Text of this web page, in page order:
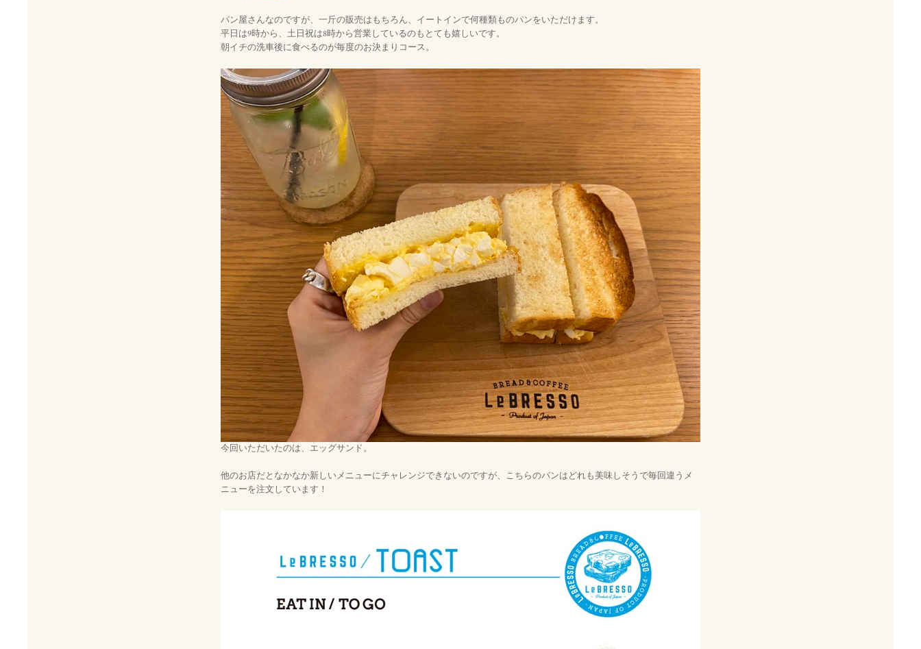
パン屋さんなのですが、一斤の販売はもちろん、イートインで何種類ものパンをいただけます。
平日は9時から、土日祝は8時から営業しているのもとても嬉しいです。
朝イチの洗車後に食べるのが毎度のお決まりコース。
今回いただいたのは、エッグサンド。
他のお店だとなかなか新しいメニューにチャレンジできないのですが、こちらのパンはどれも美味しそうで毎回違うメ
ニューを注文しています！